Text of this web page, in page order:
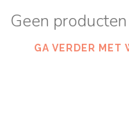
Geen
GA VERDER MET